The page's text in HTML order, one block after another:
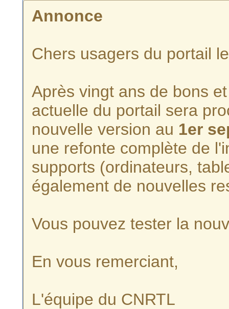
Annonce
Chers usagers du portail
Après vingt ans de bons
actuelle du portail sera
nouvelle version au 1er
une refonte complète de
supports (ordinateurs,
également de nouvelles
Vous pouvez tester la
En vous remerciant,
L'équipe du CNRTL